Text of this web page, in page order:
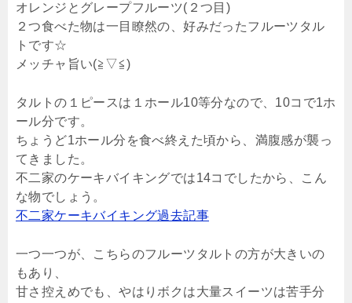
オレンジとグレープフルーツ(２つ目)
２つ食べた物は一目瞭然の、好みだったフルーツタル
トです☆
メッチャ旨い(≧▽≦)
タルトの１ピースは１ホール10等分なので、10コで1ホ
ール分です。
ちょうど1ホール分を食べ終えた頃から、満腹感が襲っ
てきました。
不二家のケーキバイキングでは14コでしたから、こん
な物でしょう。
不二家ケーキバイキング過去記事
一つ一つが、こちらのフルーツタルトの方が大きいの
もあり、
甘さ控えめでも、やはりボクは大量スイーツは苦手分